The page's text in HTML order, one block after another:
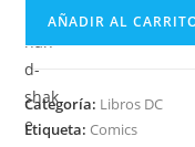
Vol.
2:
Hijas
AÑADIR AL
Categoría: Libros DC
Etiqueta: Comics